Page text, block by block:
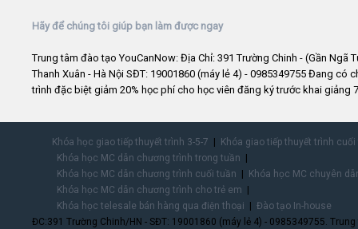
Hãy để chúng tôi giúp bạn làm được ngay
Trung tâm đào tạo YouCanNow: Địa Chỉ: 391 Trường Chinh - (Gần Ngã
Thanh Xuân - Hà Nội SĐT: 19001860 (máy lẻ 4) - 0985349755 Đang có
trình đặc biệt giảm 20% học phí cho học viên đăng ký trước khai giảng
Khóa học giao tiếp thuyết trình 3-5-7
Khóa giao tiếp thuyết trình
Khóa học MC dẫn chương trình trong tuần
Khóa học MC dẫn chương trình cuối tuần
Khóa học MC chuyên
Khóa học MC dẫn chương trình cho trẻ em
Khóa học telesale bán hàng qua điện thoại
Đào tạo In-house
ĐC:391 Trường Chinh/HN - SĐT: 19001860 (máy lẻ 4) - 0985349755.